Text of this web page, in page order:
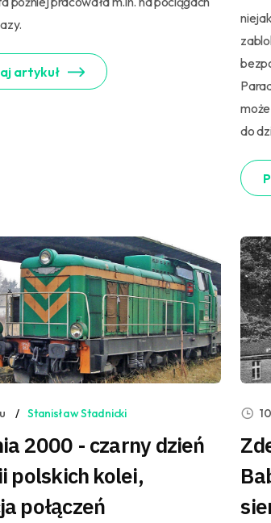
artykuł
do
Stanisław Stadnicki
2000 - czarny dzień
polskich kolei,
połączeń